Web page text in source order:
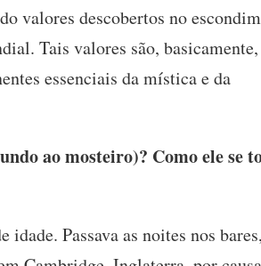
valores descobertos no
Tais valores são,
essenciais da mística e da
ao mosteiro)? Como ele se
Passava as noites nos